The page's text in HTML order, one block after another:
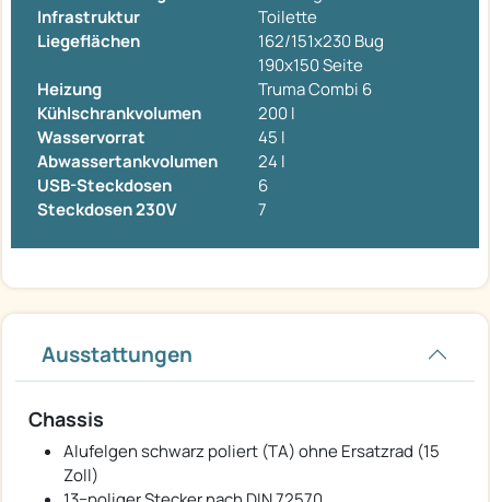
Infrastruktur
Toilette
Liegeflächen
162/151x230 Bug
190x150 Seite
Heizung
Truma Combi 6
Kühlschrankvolumen
200 l
Wasservorrat
45 l
Abwassertankvolumen
24 l
USB-Steckdosen
6
Steckdosen 230V
7
Ausstattungen
Chassis
Alufelgen schwarz poliert (TA) ohne Ersatzrad (15
Zoll)